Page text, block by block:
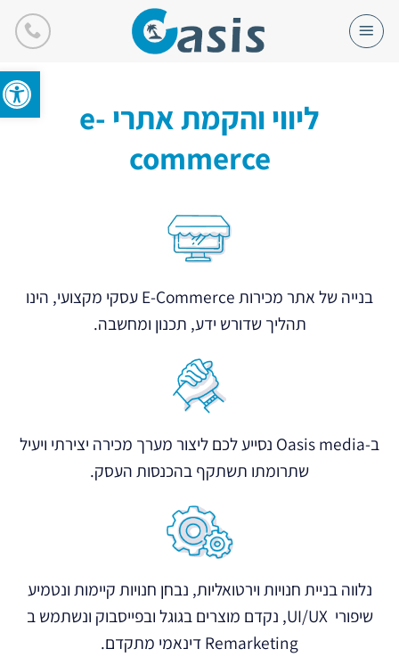
פתח
ליווי והקמת אתרי e-
commerce
בנייה של אתר מכירות E-Commerce עסקי מקצועי, הינו
תהליך שדורש ידע, תכנון ומחשבה.
ב-Oasis media נסייע לכם ליצור מערך מכירה יצירתי ויעיל
שתרומתו תשתקף בהכנסות העסק.
נלווה בניית חנויות וירטואליות, נבחן חנויות קיימות ונטמיע
שיפורי UI/UX, נקדם מוצרים בגוגל ובפייסבוק ונשתמש ב
Remarketing דינאמי מתקדם.